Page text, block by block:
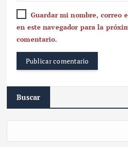
Guardar mi nombre, correo
en este navegador para la
comentario.
Buscar